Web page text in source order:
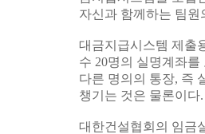
자신과 함께하는 팀
대금지급시스템 제출
수 20명의 실명계좌
다른 명의의 통장, 즉
챙기는 것은 물론이
대한건설협회의 임금